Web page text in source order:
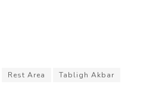
Rest Area Tabligh Akbar